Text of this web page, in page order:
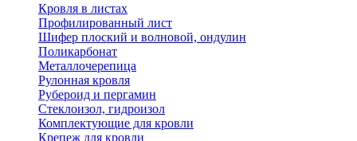
Кровля в листах
Профилированный лист
Шифер плоский и волновой, ондулин
Поликарбонат
Металлочерепица
Рулонная кровля
Рубероид и пергамин
Стеклоизол, гидроизол
Комплектующие для кровли
Крепеж для кровли